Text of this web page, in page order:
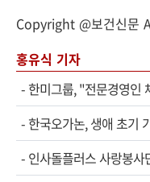
Copyright @보건신문
홍유식 기자
- 한미그룹, "전문경영인
- 한국오가논, 생애 초기
- 인사돌플러스 사랑봉